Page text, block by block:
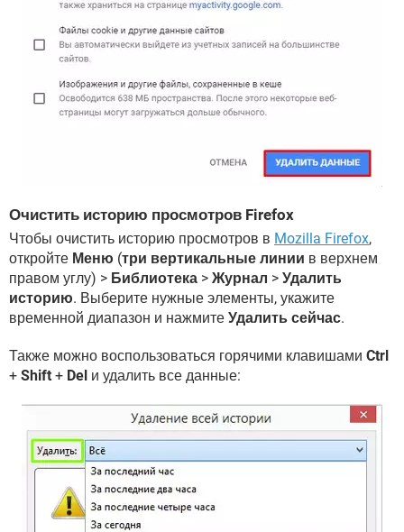
Очистить историю просмотров Firefox
Чтобы очистить историю просмотров в Mozilla Firefox,
откройте Меню (три вертикальные линии в верхнем
правом углу) > Библиотека > Журнал > Удалить
историю. Выберите нужные элементы, укажите
временной диапазон и нажмите Удалить сейчас.
Также можно воспользоваться горячими клавишами Ctrl
+ Shift + Del и удалить все данные: